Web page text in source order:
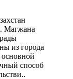
Магжана
из города
основной
способ